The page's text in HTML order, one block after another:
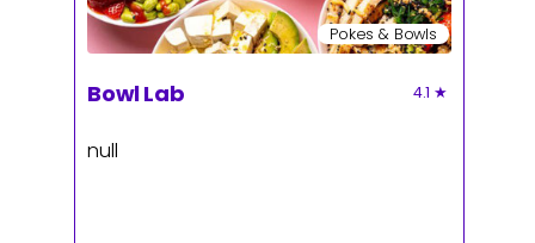
Pokes & Bowls
Bowl Lab 4.1 ★
null